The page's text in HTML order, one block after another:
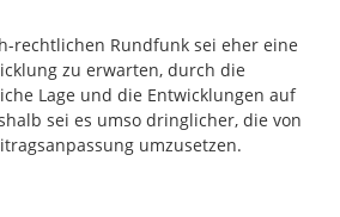
rechtlichen Rundfunk sei eher eine
zu erwarten, durch die
Lage und die Entwicklungen auf
sei es umso dringlicher, die von
umzusetzen.